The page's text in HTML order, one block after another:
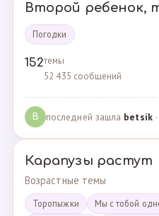
Второй ребенок,
Погодки
152темы
52 435 сообщений
B последней зашла betsik·
Карапузы растут
Возрастные темы
Торопыжки
Мы с тобой